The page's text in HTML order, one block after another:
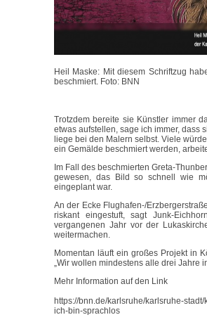
Heil Maske: Mit diesem Schriftzug
beschmiert. Foto: BNN
Trotzdem bereite sie Künstler immer
etwas aufstellen, sage ich immer, dass
liege bei den Malern selbst. Viele
ein Gemälde beschmiert werden,
Im Fall des beschmierten Greta-
gewesen, das Bild so schnell wie
eingeplant war.
An der Ecke Flughafen-/
riskant eingestuft, sagt Junk-
vergangenen Jahr vor der
weitermachen.
Momentan läuft ein großes Projekt in
„Wir wollen mindestens alle drei Jahre
Mehr Information auf den Link
https://bnn.de/karlsruhe/karlsruhe-
ich-bin-sprachlos